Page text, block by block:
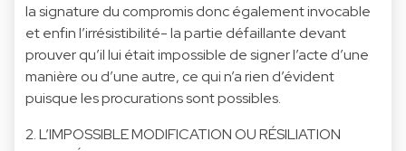
la signature du compromis donc également invocable
et enfin l’irrésistibilité- la partie défaillante devant
prouver qu’il lui était impossible de signer l’acte d’une
manière ou d’une autre, ce qui n’a rien d’évident
puisque les procurations sont possibles.
2. L’IMPOSSIBLE MODIFICATION OU RÉSILIATION